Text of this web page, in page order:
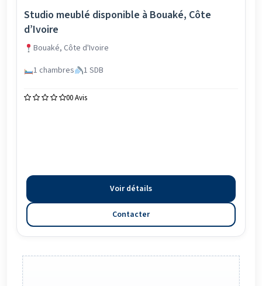
Studio meublé disponible à Bouaké, Côte
d’Ivoire
Bouaké, Côte d'Ivoire
1 chambres
1 SDB
00 Avis
Voir détails
Contacter